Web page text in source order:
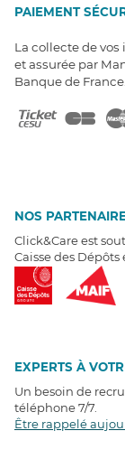
PAIEMENT
La collecte de
et assurée par
Banque de France.
NOS
Click&Care est
Caisse des Dépôts
EXPERTS À
Un besoin de
téléphone 7/7
Être rappelé